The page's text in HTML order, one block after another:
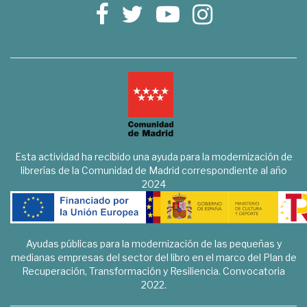
Esta actividad ha recibido una ayuda para la modernización de
librerías de la Comunidad de Madrid correspondiente al año
2024
Ayudas públicas para la modernización de las pequeñas y
medianas empresas del sector del libro en el marco del Plan de
Recuperación, Transformación y Resiliencia. Convocatoria
2022.